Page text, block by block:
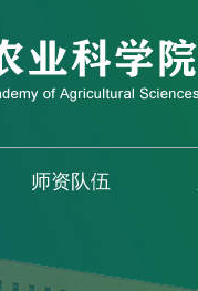
师资队伍